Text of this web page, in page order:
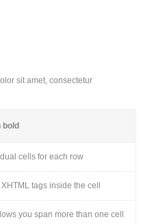
sit amet, consectetur
cells for each row
tags inside the cell
you span more than one cell